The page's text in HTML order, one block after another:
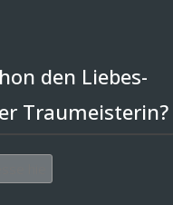
den Liebes-
Traumeisterin?